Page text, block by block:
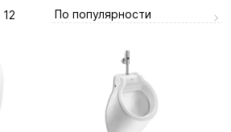
12 По популярности